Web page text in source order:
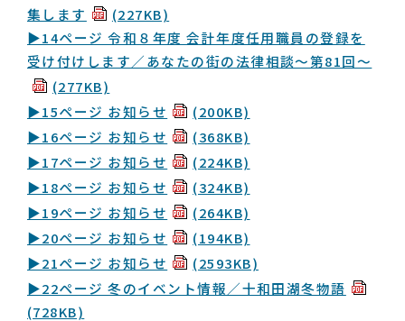
集します
(227KB)
▶14ページ 令和８年度 会計年度任用職員の登録を
受け付けします／あなたの街の法律相談〜第81回〜
(277KB)
▶15ページ お知らせ
(200KB)
▶16ページ お知らせ
(368KB)
▶17ページ お知らせ
(224KB)
▶18ページ お知らせ
(324KB)
▶19ページ お知らせ
(264KB)
▶20ページ お知らせ
(194KB)
▶21ページ お知らせ
(2593KB)
▶22ページ 冬のイベント情報／十和田湖冬物語
(728KB)